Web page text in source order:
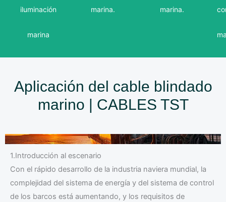
iluminación
marina
marina. marina.
Aplicación del cable blindado
marino | CABLES TST
1.Introducción al escenario
Con el rápido desarrollo de la industria naviera mundial, la
complejidad del sistema de energía y del sistema de control
de los barcos está aumentando, y los requisitos de